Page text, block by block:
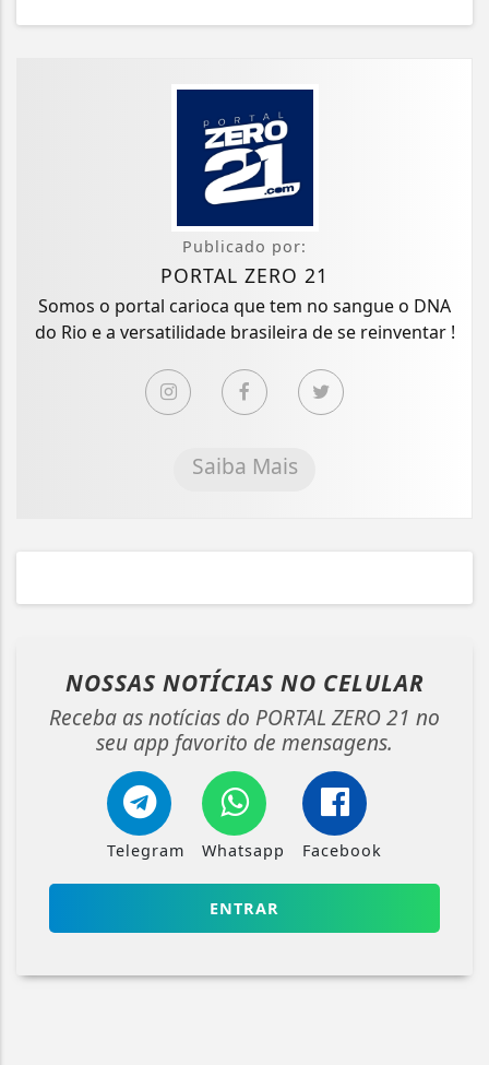
Publicado por:
PORTAL ZERO 21
Somos o portal carioca que tem no sangue o DNA
do Rio e a versatilidade brasileira de se reinventar !
Saiba Mais
NOSSAS NOTÍCIAS NO CELULAR
Receba as notícias do PORTAL ZERO 21 no
seu app favorito de mensagens.
Telegram Whatsapp Facebook
ENTRAR